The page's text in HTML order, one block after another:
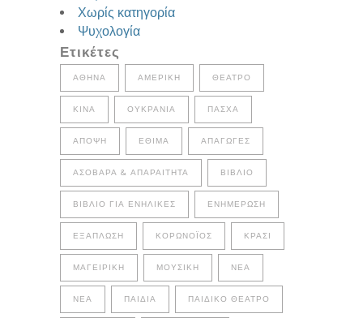
Χωρίς κατηγορία
Ψυχολογία
Ετικέτες
ΑΘΉΝΑ ΑΜΕΡΙΚΉ ΘΈΑΤΡΟ
ΚΊΝΑ ΟΥΚΡΑΝΊΑ ΠΆΣΧΑ
ΆΠΟΨΗ ΈΘΙΜΑ ΑΠΑΓΩΓΈΣ
ΑΣΌΒΑΡΑ & ΑΠΑΡΑΊΤΗΤΑ ΒΙΒΛΊΟ
ΒΙΒΛΊΟ ΓΙΑ ΕΝΉΛΙΚΕΣ ΕΝΗΜΈΡΩΣΗ
ΕΞΆΠΛΩΣΗ ΚΟΡΩΝΟΪΌΣ ΚΡΑΣΊ
ΜΑΓΕΙΡΙΚΉ ΜΟΥΣΙΚΉ ΝΈΑ
ΝΕΑ ΠΑΙΔΙΆ ΠΑΙΔΙΚΌ ΘΈΑΤΡΟ